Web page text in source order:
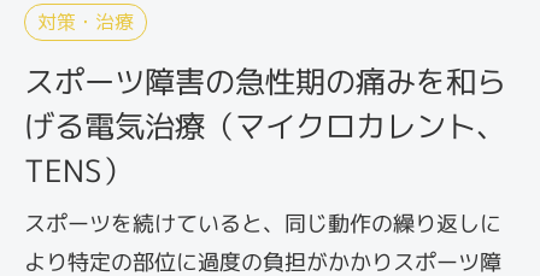
し、緊急時にすばやく対応には知識が必要。いざ
というときのために、応急処置の基本である
「RICE処置」を知っておきましょう。
対策・治療
スポーツ障害の急性期の痛みを和ら
げる電気治療（マイクロカレント、
TENS）
スポーツを続けていると、同じ動作の繰り返しに
より特定の部位に過度の負担がかかりスポーツ障